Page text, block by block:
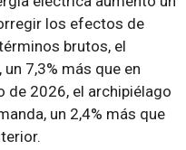
los efectos de
brutos, el
7,3% más que en
de 2026, el archipiélago
un 2,4% más que